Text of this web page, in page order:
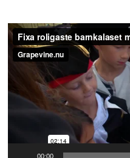
Videospelare
00:00